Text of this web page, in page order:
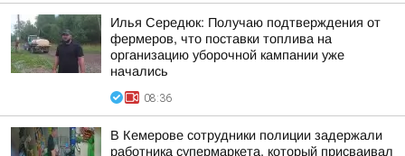
Илья Середюк: Получаю подтверждения от
фермеров, что поставки топлива на
организацию уборочной кампании уже
начались
08:36
В Кемерове сотрудники полиции задержали
работника супермаркета, который присваивал